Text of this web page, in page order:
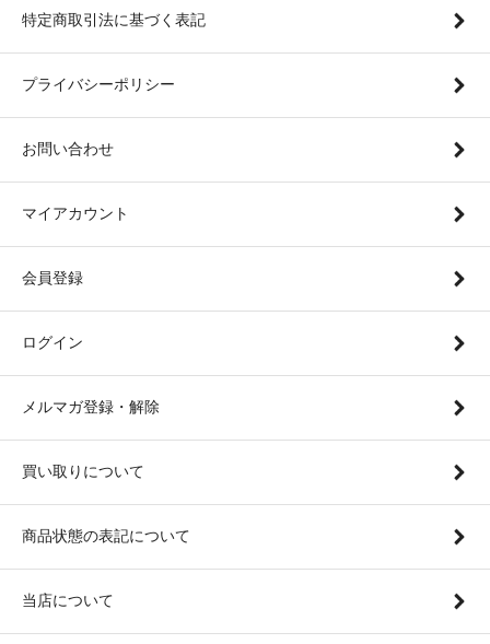
特定商取引法に基づく表記
プライバシーポリシー
お問い合わせ
マイアカウント
会員登録
ログイン
メルマガ登録・解除
買い取りについて
商品状態の表記について
当店について